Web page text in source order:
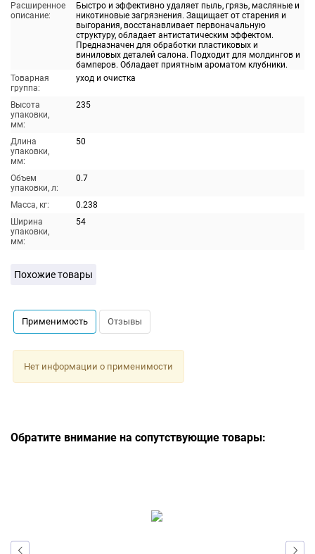
Расширенное
описание:
Быстро и эффективно удаляет пыль, грязь, масляные и
никотиновые загрязнения. Защищает от старения и
выгорания, восстанавливает первоначальную
структуру, обладает антистатическим эффектом.
Предназначен для обработки пластиковых и
виниловых деталей салона. Подходит для молдингов и
бамперов. Обладает приятным ароматом клубники.
Товарная
группа:
уход и очистка
Высота
упаковки,
мм:
235
Длина
упаковки,
мм:
50
Объем
упаковки, л:
0.7
Масса, кг:
0.238
Ширина
упаковки,
мм:
54
Похожие товары
Применимость Отзывы
Нет информации о применимости
Обратите внимание на сопутствующие товары: